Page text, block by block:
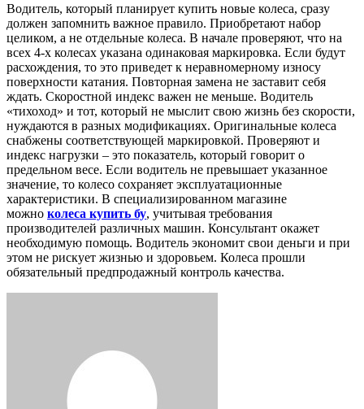
Водитель, который планирует купить новые колеса, сразу
должен запомнить важное правило. Приобретают набор
целиком, а не отдельные колеса. В начале проверяют, что на
всех 4-х колесах указана одинаковая маркировка. Если будут
расхождения, то это приведет к неравномерному износу
поверхности катания. Повторная замена не заставит себя
ждать. Скоростной индекс важен не меньше. Водитель
«тихоход» и тот, который не мыслит свою жизнь без скорости,
нуждаются в разных модификациях. Оригинальные колеса
снабжены соответствующей маркировкой. Проверяют и
индекс нагрузки – это показатель, который говорит о
предельном весе. Если водитель не превышает указанное
значение, то колесо сохраняет эксплуатационные
характеристики. В специализированном магазине
можно колеса купить бу, учитывая требования
производителей различных машин. Консультант окажет
необходимую помощь. Водитель экономит свои деньги и при
этом не рискует жизнью и здоровьем. Колеса прошли
обязательный предпродажный контроль качества.